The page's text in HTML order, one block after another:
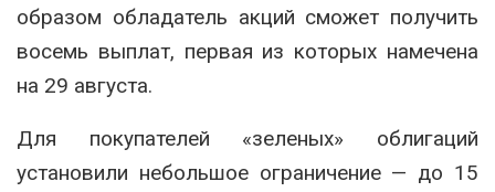
образом обладатель акций сможет получить
восемь выплат, первая из которых намечена
на 29 августа.
Для покупателей «зеленых» облигаций
установили небольшое ограничение — до 15